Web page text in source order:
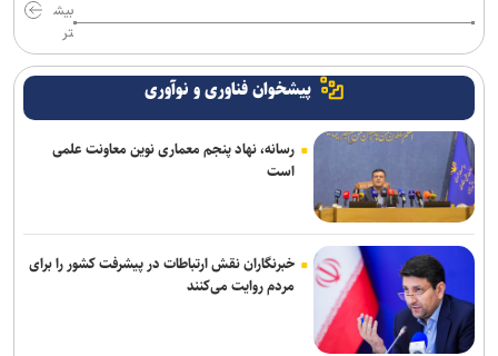
بیش
تر
پیشخوان فناوری و نوآوری
رسانه، نهاد پنجم معماری نوین معاونت علمی
است
خبرنگاران نقش ارتباطات در پیشرفت کشور را برای
مردم روایت می‌کنند